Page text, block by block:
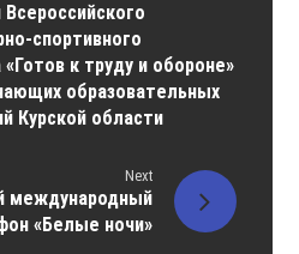
спортивного
к труду и обороне»
образовательных
Курской области
Next
международный
«Белые ночи»